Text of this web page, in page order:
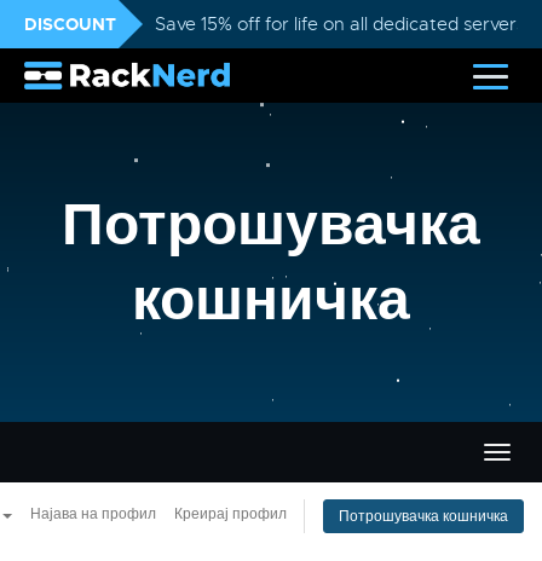
DISCOUNT Save 15% off for life on all dedicated servers
Потрошувачка
кошничка
ја
Најава на профил Креирај профил Потрошувачка кошничка